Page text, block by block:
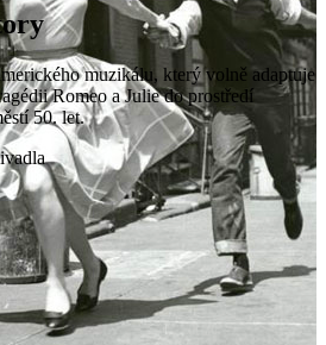
muzikálu, který volně adaptuje
Romeo a Julie do prostředí
50. let.